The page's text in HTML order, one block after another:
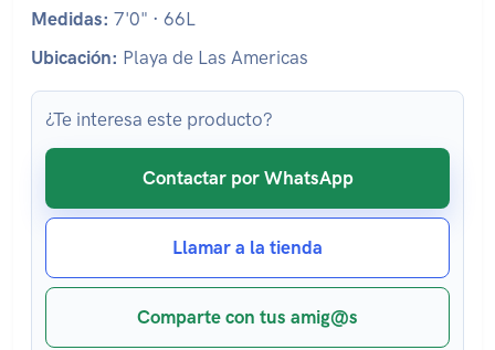
Medidas: 7'0" · 66L
Ubicación: Playa de Las Americas
¿Te interesa este producto?
Contactar por WhatsApp
Llamar a la tienda
Comparte con tus amig@s